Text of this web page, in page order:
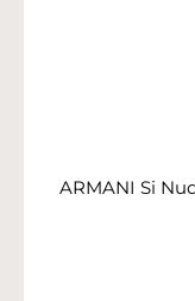
ARMANI Si